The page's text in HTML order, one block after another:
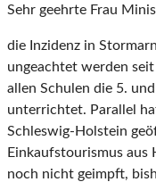
Sehr geehrte Frau
die Inzidenz in
ungeachtet werden
allen Schulen die 5.
unterrichtet. Parallel
Schleswig-Holstein
Einkaufstourismus aus
noch nicht geimpft,